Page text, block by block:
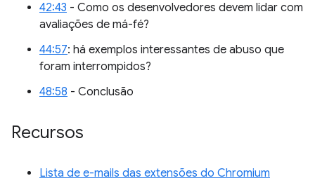
42:43 - Como os desenvolvedores devem lidar com
avaliações de má-fé?
44:57: há exemplos interessantes de abuso que
foram interrompidos?
48:58 - Conclusão
Recursos
Lista de e-mails das extensões do Chromium